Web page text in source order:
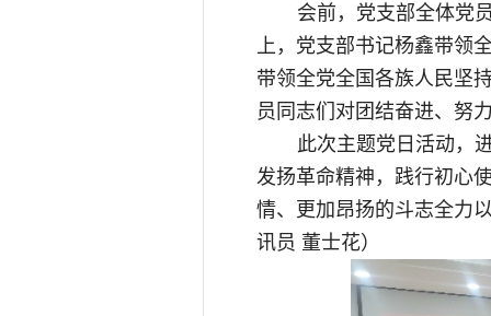
会前，党支部全体党
上，党支部书记杨鑫带领
带领全党全国各族人民坚
员同志们对团结奋进、努
此次主题党日活动，
发扬革命精神，践行初心
情、更加昂扬的斗志全力
讯员 董士花）